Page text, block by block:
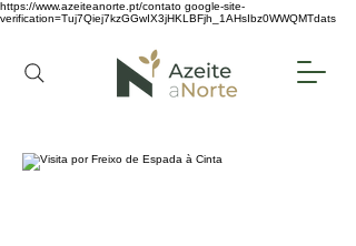
https://www.azeiteanorte.pt/contato google-site-
verification=Tuj7Qiej7kzGGwIX3jHKLBFjh_1AHsIbz0WWQMTdats